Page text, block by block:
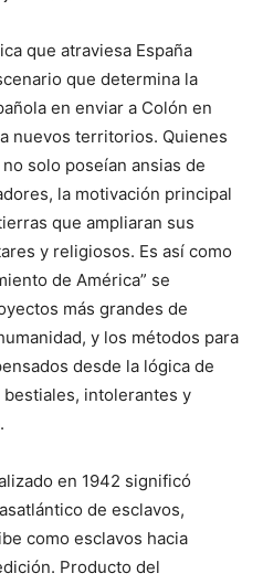
que atraviesa España
que determina la
en enviar a Colón en
nuevos territorios. Quienes
solo poseían ansias de
la motivación principal
que ampliaran sus
y religiosos. Es así como
de América” se
más grandes de
y los métodos para
desde la lógica de
bestiales, intolerantes y
en 1942 significó
de esclavos,
como esclavos hacia
Producto del